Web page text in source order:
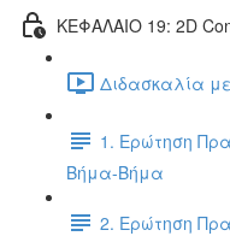
ΚΕΦΑΛΑΙΟ 19: 2D
Διδασκαλία
1. Ερώτηση
Βήμα-Βήμα
2. Ερώτηση